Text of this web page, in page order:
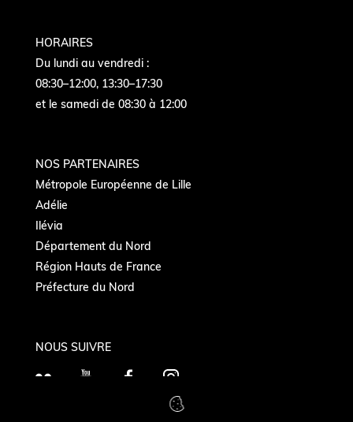
HORAIRES
Du lundi au vendredi :
08:30–12:00, 13:30–17:30
et le samedi de 08:30 à 12:00
NOS PARTENAIRES
Métropole Européenne de Lille
Adélie
Ilévia
Département du Nord
Région Hauts de France
Préfecture du Nord
NOUS SUIVRE
F
Y
F
I